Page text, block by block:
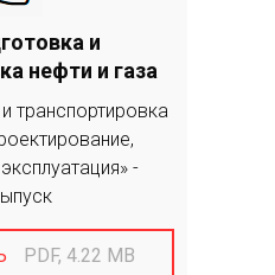
и
нефти и газа
транспортировка
-
PDF, 4.22 MB